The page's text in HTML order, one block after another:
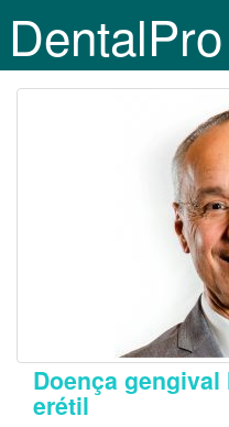
DentalPro
Doença
erétil